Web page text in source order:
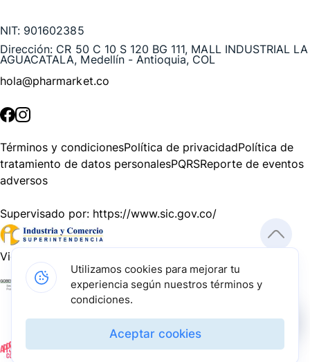
NIT: 901602385
Dirección: CR 50 C 10 S 120 BG 111, MALL INDUSTRIAL LA
AGUACATALA, Medellín - Antioquia, COL
hola@pharmarket.co
Términos y condicionesPolítica de privacidadPolítica de
tratamiento de datos personalesPQRSReporte de eventos
adversos
Supervisado por: https://www.sic.gov.co/
Vigilado por:
Gracias a nuestros impulsadores, podemos presentarte la
solución tecnológica más avanzada para resolver los
desafíos farmacéuticos de la actualidad.
Utilizamos cookies para mejorar tu
experiencia según nuestros términos y
condiciones.
Aceptar cookies